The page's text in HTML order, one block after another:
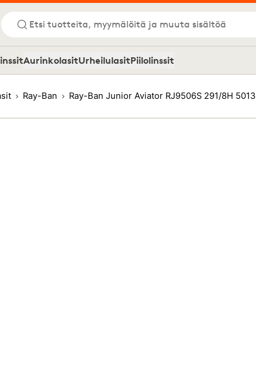
Etsi tuotteita, myymälöitä ja muuta sisältöä
AurinkolasitUrheilulasitPiilolinssit
Ray-Ban Ray-Ban Junior Aviator RJ9506S 291/8H 5013